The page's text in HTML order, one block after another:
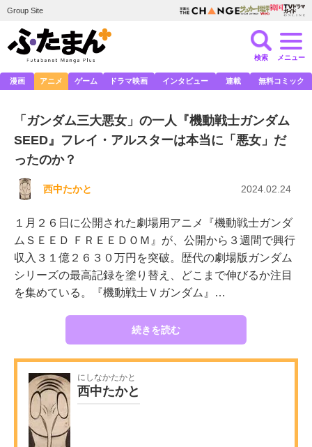
Group Site
検索 メニュー
漫画 アニメ ゲーム ドラマ映画 インタビュー 連載 無料コミック
「ガンダム三大悪女」の一人『機動戦士ガンダム
SEED』フレイ・アルスターは本当に「悪女」だ
ったのか？
西中たかと 2024.02.24
１月２６日に公開された劇場用アニメ『機動戦士ガンダ
ムＳＥＥＤ ＦＲＥＥＤＯＭ』が、公開から３週間で興行
収入３１億２６３０万円を突破。歴代の劇場版ガンダム
シリーズの最高記録を塗り替え、どこまで伸びるか注目
を集めている。『機動戦士Ｖガンダム』…
続きを読む
にしなかたかと
西中たかと